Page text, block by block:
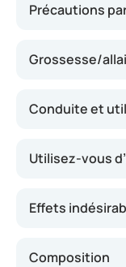
Précautions
Grossesse/
Conduite et
Utilisez-vous
Effets
Composition